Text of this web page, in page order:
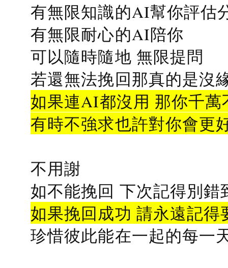
有無限知識的AI幫你評估
有無限耐心的AI陪你
可以隨時隨地 無限提問
若還無法挽回那真的是沒
如果連AI都沒用 那你千
有時不強求也許對你會更
不用謝
如不能挽回 下次記得別錯
如果挽回成功 請永遠記得
珍惜彼此能在一起的每一